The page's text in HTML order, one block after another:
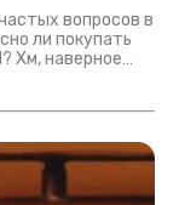
вопросов в
ли покупать
что -